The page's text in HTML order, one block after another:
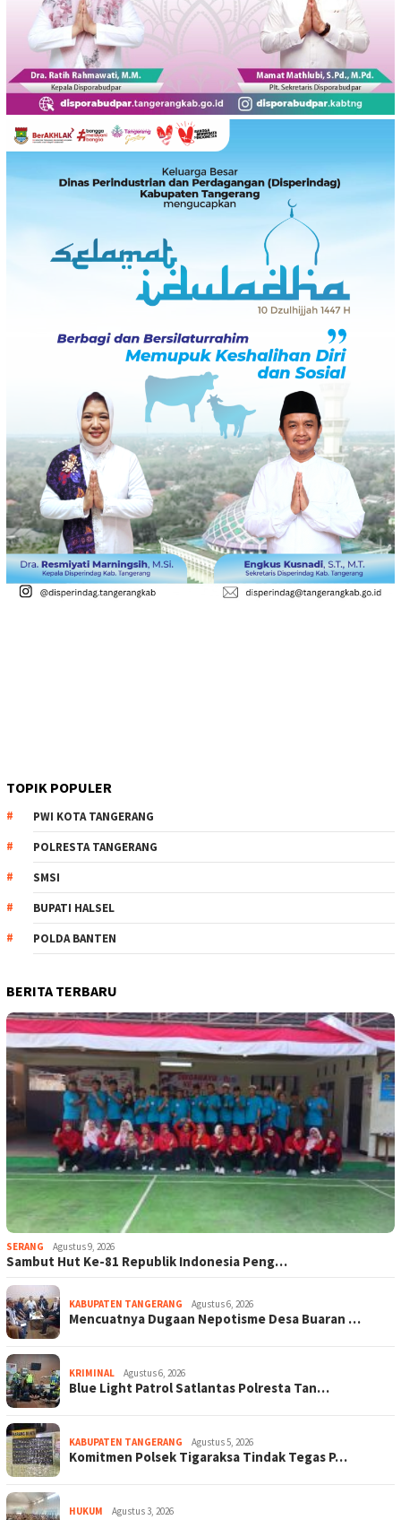
TOPIK POPULER
PWI KOTA TANGERANG
POLRESTA TANGERANG
SMSI
BUPATI HALSEL
POLDA BANTEN
BERITA TERBARU
SERANG Agustus 9, 2026
Sambut Hut Ke-81 Republik Indonesia Peng…
KABUPATEN TANGERANG Agustus 6, 2026
Mencuatnya Dugaan Nepotisme Desa Buaran …
KRIMINAL Agustus 6, 2026
Blue Light Patrol Satlantas Polresta Tan…
KABUPATEN TANGERANG Agustus 5, 2026
Komitmen Polsek Tigaraksa Tindak Tegas P…
HUKUM Agustus 3, 2026